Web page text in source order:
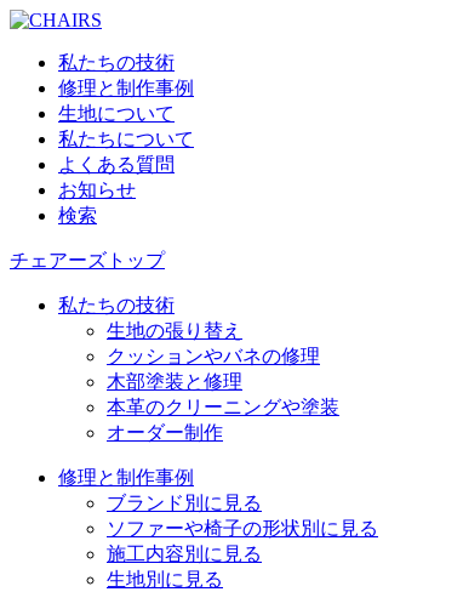
私たちの技術
修理と制作事例
生地について
私たちについて
よくある質問
お知らせ
検索
チェアーズトップ
私たちの技術
生地の張り替え
クッションやバネの修理
木部塗装と修理
本革のクリーニングや塗装
オーダー制作
修理と制作事例
ブランド別に見る
ソファーや椅子の形状別に見る
施工内容別に見る
生地別に見る